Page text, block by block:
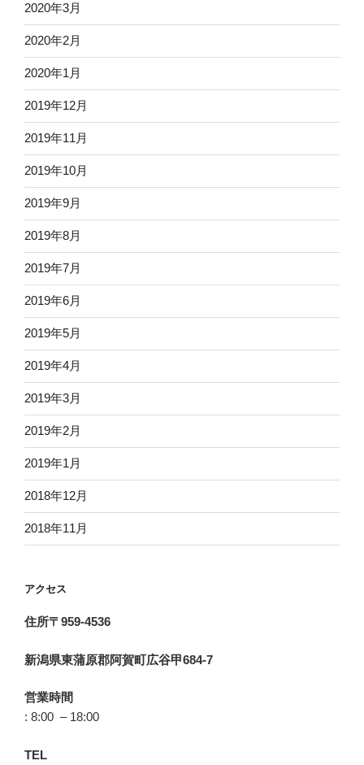
2020年3月
2020年2月
2020年1月
2019年12月
2019年11月
2019年10月
2019年9月
2019年8月
2019年7月
2019年6月
2019年5月
2019年4月
2019年3月
2019年2月
2019年1月
2018年12月
2018年11月
アクセス
住所〒959-4536
新潟県東蒲原郡阿賀町広谷甲684-7
営業時間
: 8:00 – 18:00
TEL